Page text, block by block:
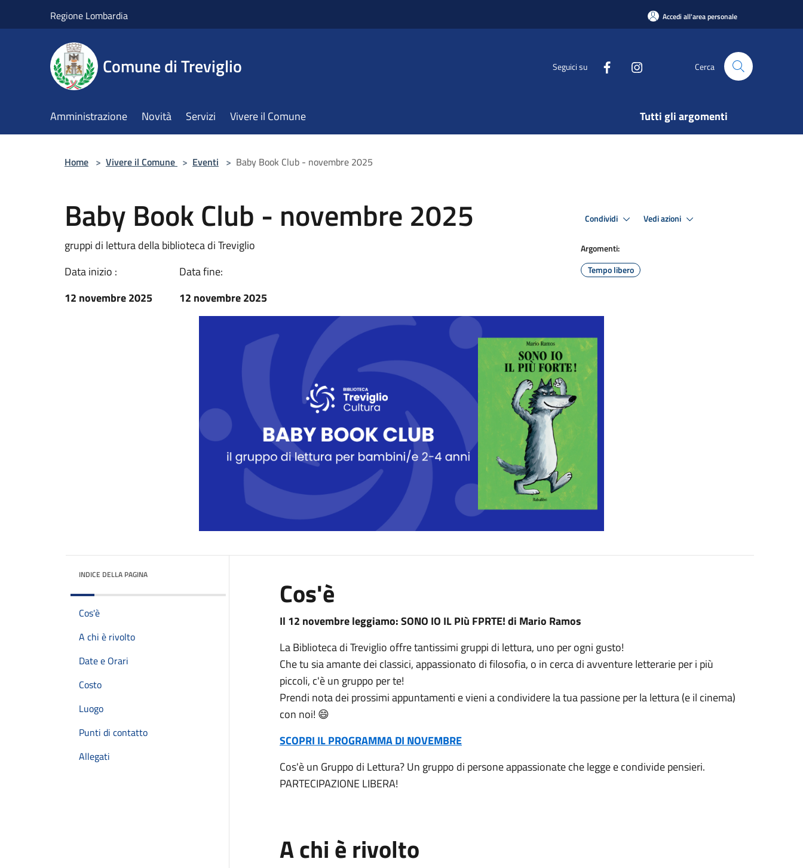
Regione Lombardia Accedi all'area personale
Comune di Treviglio Seguici su Cerca
Amministrazione Novità Servizi Vivere il Comune Tutti gli argomenti
Home > Vivere il Comune > Eventi > Baby Book Club - novembre 2025
Baby Book Club - novembre 2025
gruppi di lettura della biblioteca di Treviglio
Data inizio :
12 novembre 2025
Data fine:
12 novembre 2025
Condividi Vedi azioni
Argomenti:
Tempo libero
INDICE DELLA PAGINA
Cos'è
A chi è rivolto
Date e Orari
Costo
Luogo
Punti di contatto
Allegati
Cos'è
Il 12 novembre leggiamo: SONO IO IL PIù FPRTE! di Mario Ramos
La Biblioteca di Treviglio offre tantissimi gruppi di lettura, uno per ogni gusto!
Che tu sia amante dei classici, appassionato di filosofia, o in cerca di avventure letterarie per i più
piccoli, c'è un gruppo per te!
Prendi nota dei prossimi appuntamenti e vieni a condividere la tua passione per la lettura (e il cinema)
con noi! 😄
SCOPRI IL PROGRAMMA DI NOVEMBRE
Cos'è un Gruppo di Lettura? Un gruppo di persone appassionate che legge e condivide pensieri.
PARTECIPAZIONE LIBERA!
A chi è rivolto